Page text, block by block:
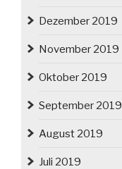
Dezember 2019
November 2019
Oktober 2019
September 2019
August 2019
Juli 2019